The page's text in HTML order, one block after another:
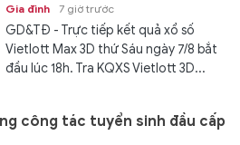
Gia đình 7 giờ trước
GD&TĐ - Trực tiếp kết quả xổ số
Vietlott Max 3D thứ Sáu ngày 7/8 bắt
đầu lúc 18h. Tra KQXS Vietlott 3D...
công tác tuyển sinh đầu cấp